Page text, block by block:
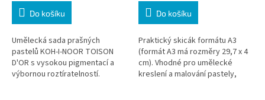
Do košíku
Umělecká sada prašných
pastelů KOH-I-NOOR TOISON
D'OR s vysokou pigmentací a
výbornou roztíratelností.
Do košíku
Praktický skicák formátu A3
(formát A3 má rozměry 29,7 x 4
cm). Vhodné pro umělecké
kreslení a malování pastely,